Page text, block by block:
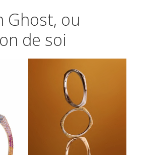
Ghost, ou
de soi